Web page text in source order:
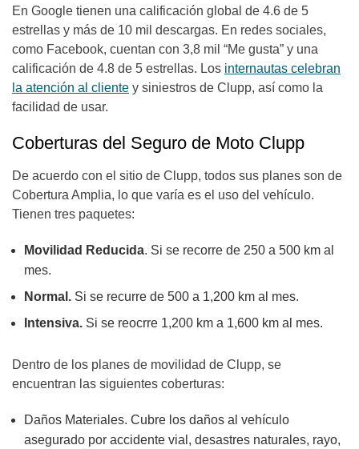
En Google tienen una calificación global de 4.6 de 5
estrellas y más de 10 mil descargas. En redes sociales,
como Facebook, cuentan con 3,8 mil “Me gusta” y una
calificación de 4.8 de 5 estrellas. Los internautas celebran
la atención al cliente y siniestros de Clupp, así como la
facilidad de usar.
Coberturas del Seguro de Moto Clupp
De acuerdo con el sitio de Clupp, todos sus planes son de
Cobertura Amplia, lo que varía es el uso del vehículo.
Tienen tres paquetes:
Movilidad Reducida. Si se recorre de 250 a 500 km al
mes.
Normal. Si se recurre de 500 a 1,200 km al mes.
Intensiva. Si se reocrre 1,200 km a 1,600 km al mes.
Dentro de los planes de movilidad de Clupp, se
encuentran las siguientes coberturas:
Daños Materiales. Cubre los daños al vehículo
asegurado por accidente vial, desastres naturales, rayo,